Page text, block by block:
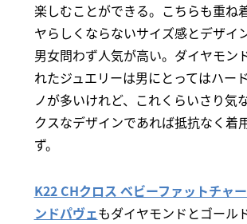
楽しむことができる。こちらも重ね
ヤらしくならないサイズ感とデザイ
男女問わず人気が高い。ダイヤモン
れたジュエリーは男にとってはハー
ノが多いけれど、これくらいさり気
クスなデザインであれば抵抗なく着
ず。
K22 CHクロス ベビーファットチャ
ンドパヴェもダイヤモンドとゴール